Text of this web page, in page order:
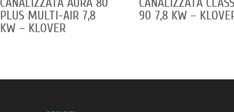
CANALIZZATA AURA 80
PLUS MULTI-AIR 7,8
KW – KLOVER
CANALIZZATA
90 7,8 KW –